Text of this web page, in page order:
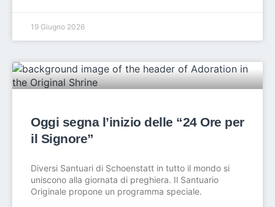
19 Giugno 2026
Oggi segna l’inizio delle “24 Ore per
il Signore”
Diversi Santuari di Schoenstatt in tutto il mondo si
uniscono alla giornata di preghiera. Il Santuario
Originale propone un programma speciale.